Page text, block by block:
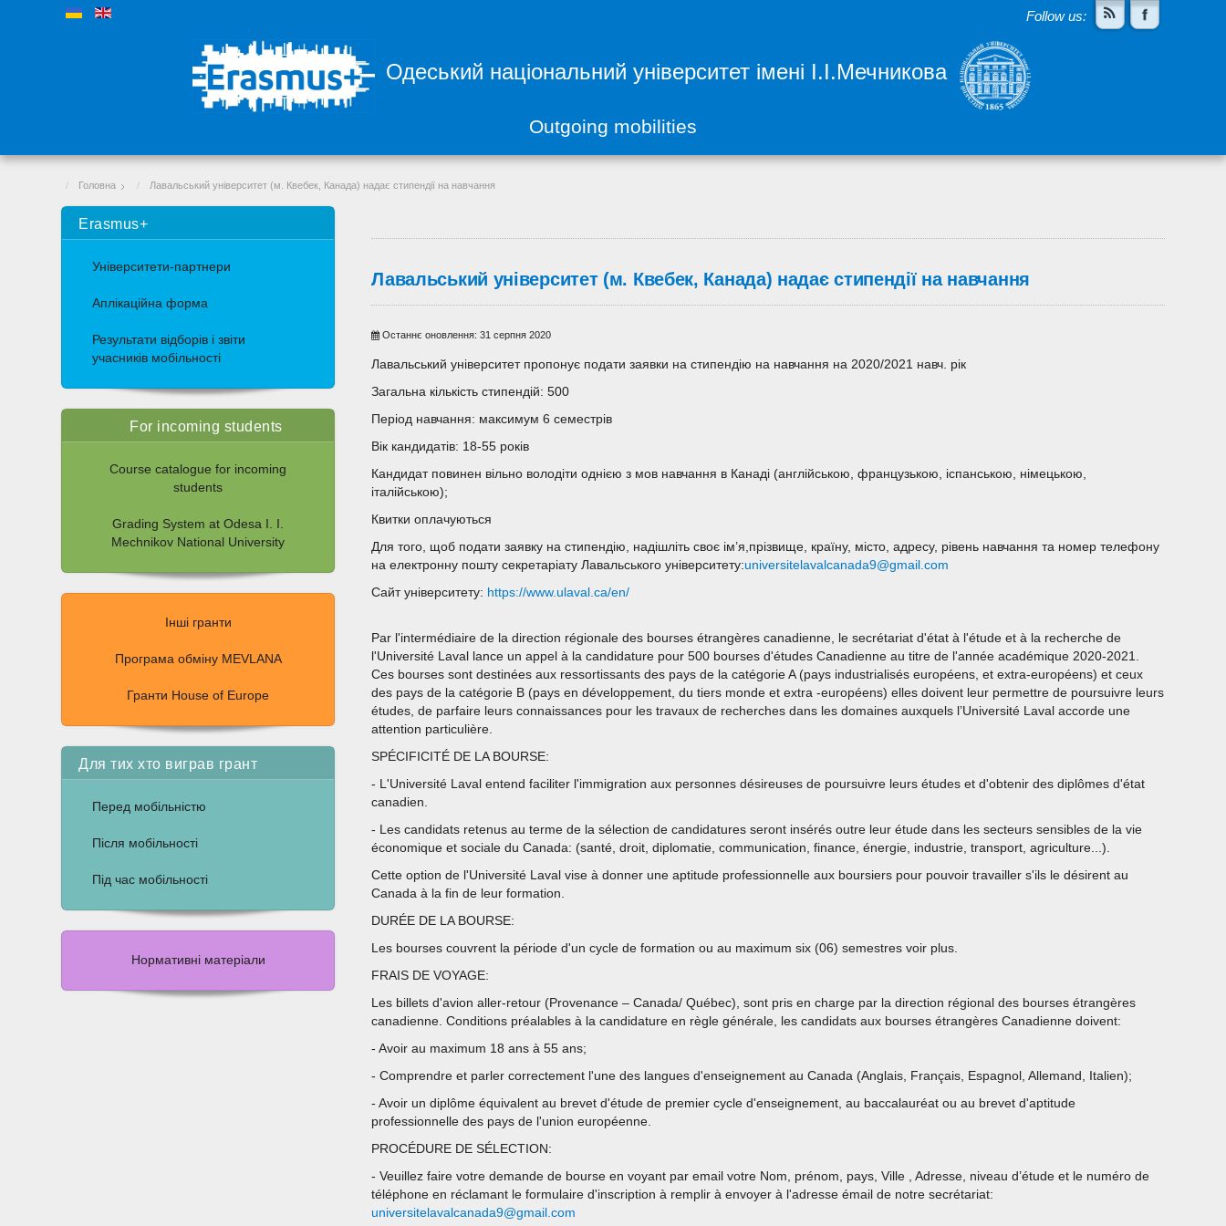
Follow us:
Одеський національний університет імені І.І.Мечникова
Outgoing mobilities
Головна Лавальський університет (м. Квебек, Канада) надає стипендії на навчання
Erasmus+
Університети-партнери
Аплікаційна форма
Результати відборів і звіти
учасників мобільності
For incoming students
Course catalogue for incoming
students
Grading System at Odesa I. I.
Mechnikov National University
Інші гранти
Програма обміну MEVLANA
Гранти House of Europe
Для тих хто виграв грант
Перед мобільністю
Після мобільності
Під час мобільності
Нормативні матеріали
Лавальський університет (м. Квебек, Канада) надає стипендії на навчання
Останнє оновлення: 31 серпня 2020
Лавальський університет пропонує подати заявки на стипендію на навчання на 2020/2021 навч. рік
Загальна кількість стипендій: 500
Період навчання: максимум 6 семестрів
Вік кандидатів: 18-55 років
Кандидат повинен вільно володіти однією з мов навчання в Канаді (англійською, французькою, іспанською, німецькою,
італійською);
Квитки оплачуються
Для того, щоб подати заявку на стипендію, надішліть своє ім’я,прізвище, країну, місто, адресу, рівень навчання та номер телефону
на електронну пошту секретаріату Лавальського університету:universitelavalcanada9@gmail.com
Сайт університету: https://www.ulaval.ca/en/
Par l'intermédiaire de la direction régionale des bourses étrangères canadienne, le secrétariat d'état à l'étude et à la recherche de
l'Université Laval lance un appel à la candidature pour 500 bourses d'études Canadienne au titre de l'année académique 2020-2021.
Ces bourses sont destinées aux ressortissants des pays de la catégorie A (pays industrialisés européens, et extra-européens) et ceux
des pays de la catégorie B (pays en développement, du tiers monde et extra -européens) elles doivent leur permettre de poursuivre leurs
études, de parfaire leurs connaissances pour les travaux de recherches dans les domaines auxquels l’Université Laval accorde une
attention particulière.
SPÉCIFICITÉ DE LA BOURSE:
- L'Université Laval entend faciliter l'immigration aux personnes désireuses de poursuivre leurs études et d'obtenir des diplômes d'état
canadien.
- Les candidats retenus au terme de la sélection de candidatures seront insérés outre leur étude dans les secteurs sensibles de la vie
économique et sociale du Canada: (santé, droit, diplomatie, communication, finance, énergie, industrie, transport, agriculture...).
Cette option de l'Université Laval vise à donner une aptitude professionnelle aux boursiers pour pouvoir travailler s'ils le désirent au
Canada à la fin de leur formation.
DURÉE DE LA BOURSE:
Les bourses couvrent la période d'un cycle de formation ou au maximum six (06) semestres voir plus.
FRAIS DE VOYAGE:
Les billets d'avion aller-retour (Provenance – Canada/ Québec), sont pris en charge par la direction régional des bourses étrangères
canadienne. Conditions préalables à la candidature en règle générale, les candidats aux bourses étrangères Canadienne doivent:
- Avoir au maximum 18 ans à 55 ans;
- Comprendre et parler correctement l'une des langues d'enseignement au Canada (Anglais, Français, Espagnol, Allemand, Italien);
- Avoir un diplôme équivalent au brevet d'étude de premier cycle d'enseignement, au baccalauréat ou au brevet d'aptitude
professionnelle des pays de l'union européenne.
PROCÉDURE DE SÉLECTION:
- Veuillez faire votre demande de bourse en voyant par email votre Nom, prénom, pays, Ville , Adresse, niveau d’étude et le numéro de
téléphone en réclamant le formulaire d'inscription à remplir à envoyer à l'adresse émail de notre secrétariat:
universitelavalcanada9@gmail.com